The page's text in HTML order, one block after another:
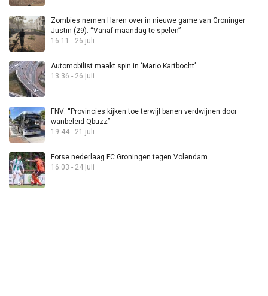
Zombies nemen Haren over in nieuwe game van Groninger
Justin (29): “Vanaf maandag te spelen”
16:11 - 26 juli
Automobilist maakt spin in ‘Mario Kartbocht’
13:36 - 26 juli
FNV: “Provincies kijken toe terwijl banen verdwijnen door
wanbeleid Qbuzz”
19:44 - 21 juli
Forse nederlaag FC Groningen tegen Volendam
16:03 - 24 juli